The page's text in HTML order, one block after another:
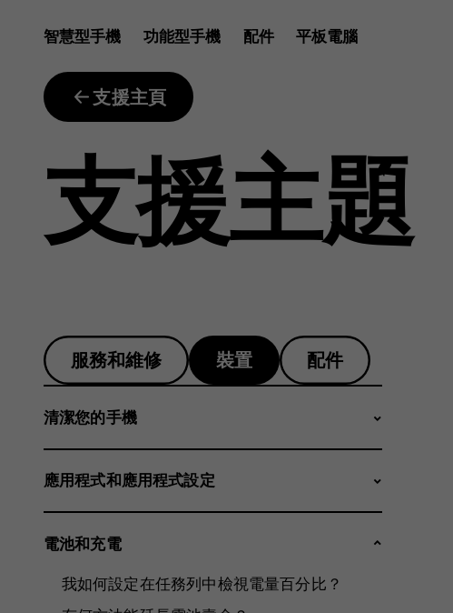
為
何
我
的
手
機
智慧型手機 功能型手機 配件 平板電腦
支援主頁
支援主題
服務和維修 裝置 配件
清潔您的手機
應用程式和應用程式設定
電池和充電
我如何設定在任務列中檢視電量百分比？